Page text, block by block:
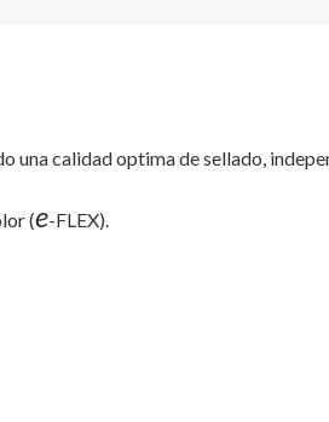
una calidad optima de sellado,
(e-FLEX).